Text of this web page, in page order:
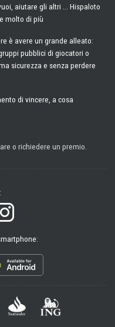
aiutare gli altri ... Hispaloto
molto di più
è avere un grande alleato:
pubblici di giocatori o
sicurezza e senza perdere
di vincere, a cosa
o richiedere un premio.
: